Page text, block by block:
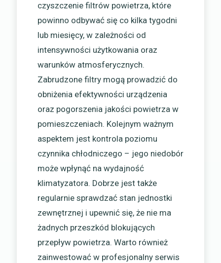
czyszczenie filtrów powietrza, które
powinno odbywać się co kilka tygodni
lub miesięcy, w zależności od
intensywności użytkowania oraz
warunków atmosferycznych.
Zabrudzone filtry mogą prowadzić do
obniżenia efektywności urządzenia
oraz pogorszenia jakości powietrza w
pomieszczeniach. Kolejnym ważnym
aspektem jest kontrola poziomu
czynnika chłodniczego – jego niedobór
może wpłynąć na wydajność
klimatyzatora. Dobrze jest także
regularnie sprawdzać stan jednostki
zewnętrznej i upewnić się, że nie ma
żadnych przeszkód blokujących
przepływ powietrza. Warto również
zainwestować w profesjonalny serwis